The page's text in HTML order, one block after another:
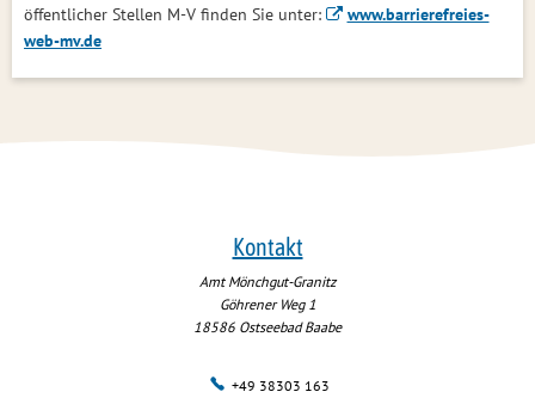
öffentlicher Stellen M-V finden Sie unter:
www.barrierefreies-
web-mv.de
Kontakt
Amt Mönchgut-Granitz
Göhrener Weg 1
18586 Ostseebad Baabe
+49 38303 163